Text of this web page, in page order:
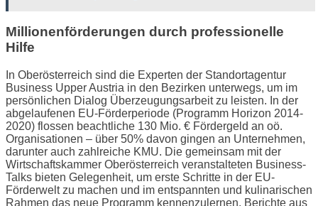
Millionenförderungen durch professionelle
Hilfe
In Oberösterreich sind die Experten der Standortagentur
Business Upper Austria in den Bezirken unterwegs, um im
persönlichen Dialog Überzeugungsarbeit zu leisten. In der
abgelaufenen EU-Förderperiode (Programm Horizon 2014-
2020) flossen beachtliche 130 Mio. € Fördergeld an oö.
Organisationen – über 50% davon gingen an Unternehmen,
darunter auch zahlreiche KMU. Die gemeinsam mit der
Wirtschaftskammer Oberösterreich veranstalteten Business-
Talks bieten Gelegenheit, um erste Schritte in der EU-
Förderwelt zu machen und im entspannten und kulinarischen
Rahmen das neue Programm kennenzulernen. Berichte aus